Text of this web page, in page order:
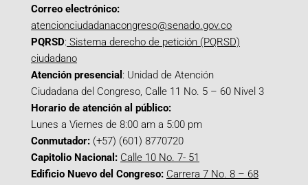
Correo electrónico:
atencionciudadanacongreso@senado.gov.co
PQRSD: Sistema derecho de petición (PQRSD)
ciudadano
Atención presencial : Unidad de Atención
Ciudadana del Congreso, Calle 11 No. 5 – 60 Nivel 3
Horario de atención al público:
Lunes a Viernes de 8:00 am a 5:00 pm
Conmutador: (+57) (601) 8770720
Capitolio Nacional: Calle 10 No. 7- 51
Edificio Nuevo del Congreso: Carrera 7 No. 8 – 68